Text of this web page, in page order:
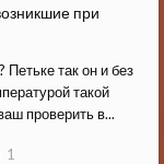
при
так он и без
такой
проверить в...
1